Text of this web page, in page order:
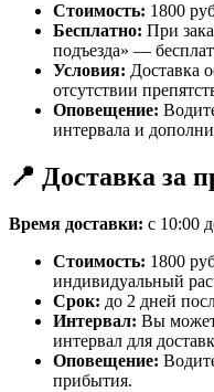
Стоимость: 1800
Бесплатно: При
подъезда» —
Условия: Доставка
отсутствии
Оповещение:
интервала и
📍 Доставка за
Время доставки: с 10:00
Стоимость: 1800
индивидуальный
Срок: до 2 дней
Интервал: Вы
интервал для
Оповещение:
прибытия.